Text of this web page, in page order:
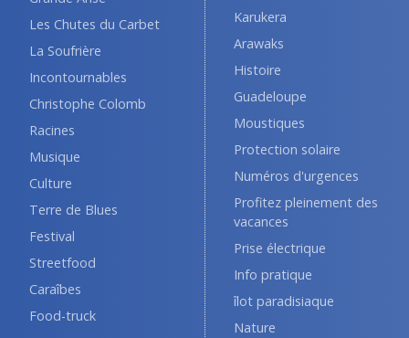
Les Chutes du Carbet
La Soufrière
Incontournables
Christophe Colomb
Racines
Musique
Culture
Terre de Blues
Festival
Streetfood
Caraîbes
Food-truck
Karukera
Arawaks
Histoire
Guadeloupe
Moustiques
Protection solaire
Numéros d'urgences
Profitez pleinement des
vacances
Prise électrique
Info pratique
îlot paradisiaque
Nature